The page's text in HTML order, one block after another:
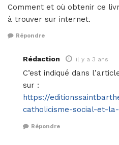
Comment et où obtenir ce
à trouver sur internet.
Répondre
Rédaction il y a 3 ans
C’est indiqué dans
sur :
https://
catholicisme-social-et-
Répondre